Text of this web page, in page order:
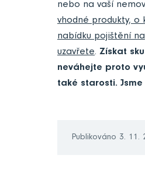
nebo na vaší
vhodné produkty,
nabídku pojištění
uzavřete. Získat
neváhejte proto
také starosti.
Publikováno 3. 11.